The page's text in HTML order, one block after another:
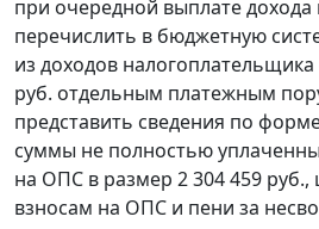
при очередной выплате
перечислить в бюджетную
из доходов
руб. отдельным платежным
представить сведения по
суммы не полностью
на ОПС в размер 2 304 459
взносам на ОПС и пени за